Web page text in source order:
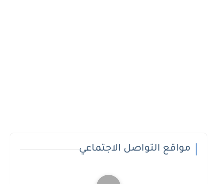
مواقع التواصل الاجتماعي